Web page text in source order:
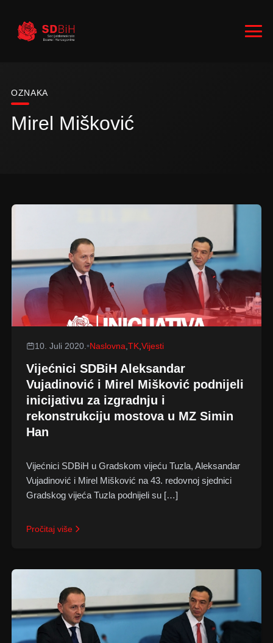
RUKOVODSTVO
OZNAKA
Mirel Mišković
10. Juli 2020. •Naslovna TK, Vijesti
Vijećnici SDBiH Aleksandar
Vujadinović i Mirel Mišković podnijeli
inicijativu za izgradnju i
rekonstrukciju mostova u MZ Simin
Han
Vijećnici SDBiH u Gradskom vijeću Tuzla, Aleksandar
Vujadinović i Mirel Mišković na 43. redovnoj sjednici
Gradskog vijeća Tuzla podnijeli su […]
Pročitaj više